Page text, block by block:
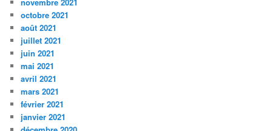
novembre 2021
octobre 2021
août 2021
juillet 2021
juin 2021
mai 2021
avril 2021
mars 2021
février 2021
janvier 2021